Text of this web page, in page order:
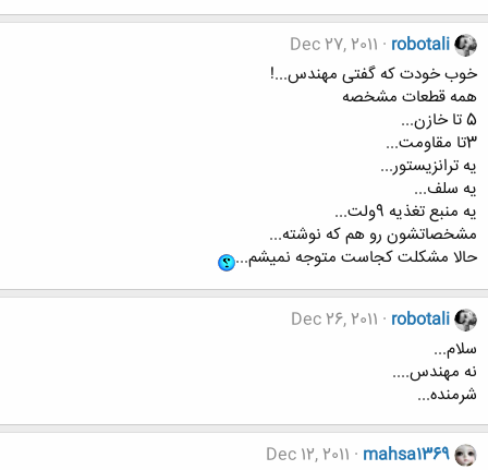
robotali
Dec 27, 2011
خوب خودت که گفتی مهندس...!
همه قطعات مشخصه
5 تا خازن...
3تا مقاومت...
یه ترانزیستور...
یه سلف...
یه منبع تغذیه 9ولت...
مشخصاتشون رو هم که نوشته...
حالا مشکلت کجاست متوجه نمیشم...
robotali
Dec 26, 2011
سلام...
نه مهندس....
شرمنده...
mahsa1369
Dec 12, 2011